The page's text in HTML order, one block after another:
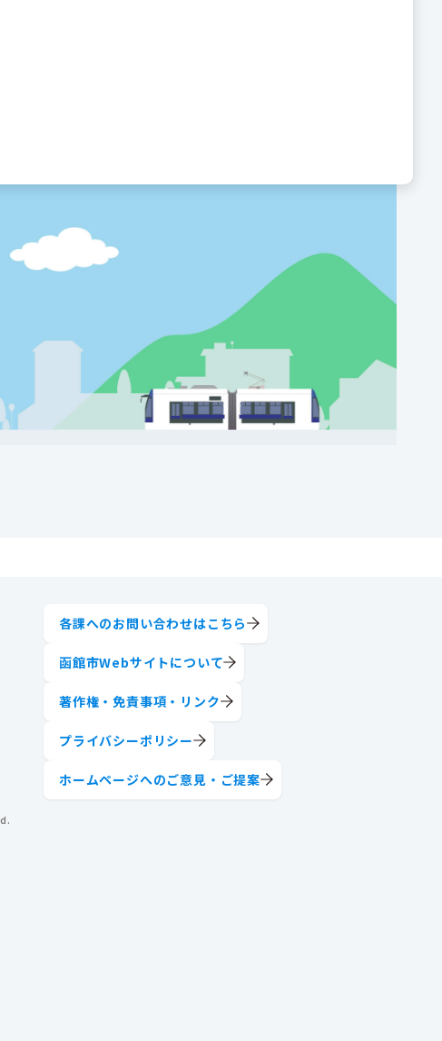
各課へのお問い合わせはこちら
函館市Webサイトについて
著作権・免責事項・リンク
プライバシーポリシー
ホームページへのご意見・ご提案